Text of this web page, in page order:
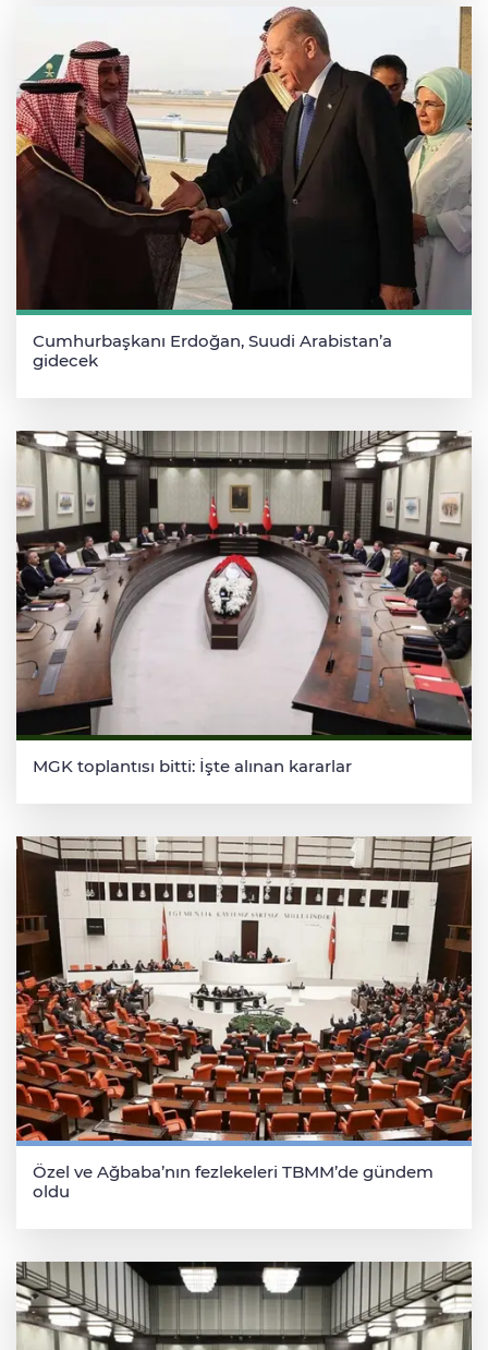
Cumhurbaşkanı Erdoğan, Suudi Arabistan’a
gidecek
MGK toplantısı bitti: İşte alınan kararlar
Özel ve Ağbaba’nın fezlekeleri TBMM’de gündem
oldu